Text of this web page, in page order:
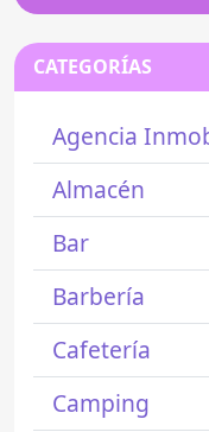
CATEGORÍAS
Agencia
Almacén
Bar
Barbería
Cafetería
Camping